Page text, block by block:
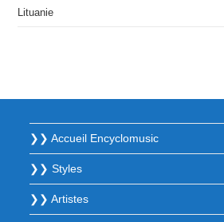
Lituanie
❯❯ Accueil Encyclomusic
❯❯ Styles
❯❯ Artistes